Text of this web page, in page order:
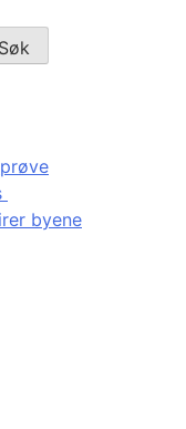
Søk
byene